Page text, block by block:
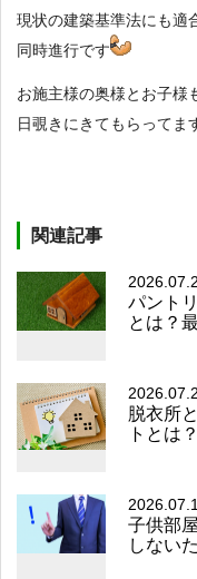
現状の建築基準法にも適
同時進行です
お施主様の奥様とお子様
日覗きにきてもらってま
関連記事
パント
とは？
脱衣所
トとは
子供部
しない